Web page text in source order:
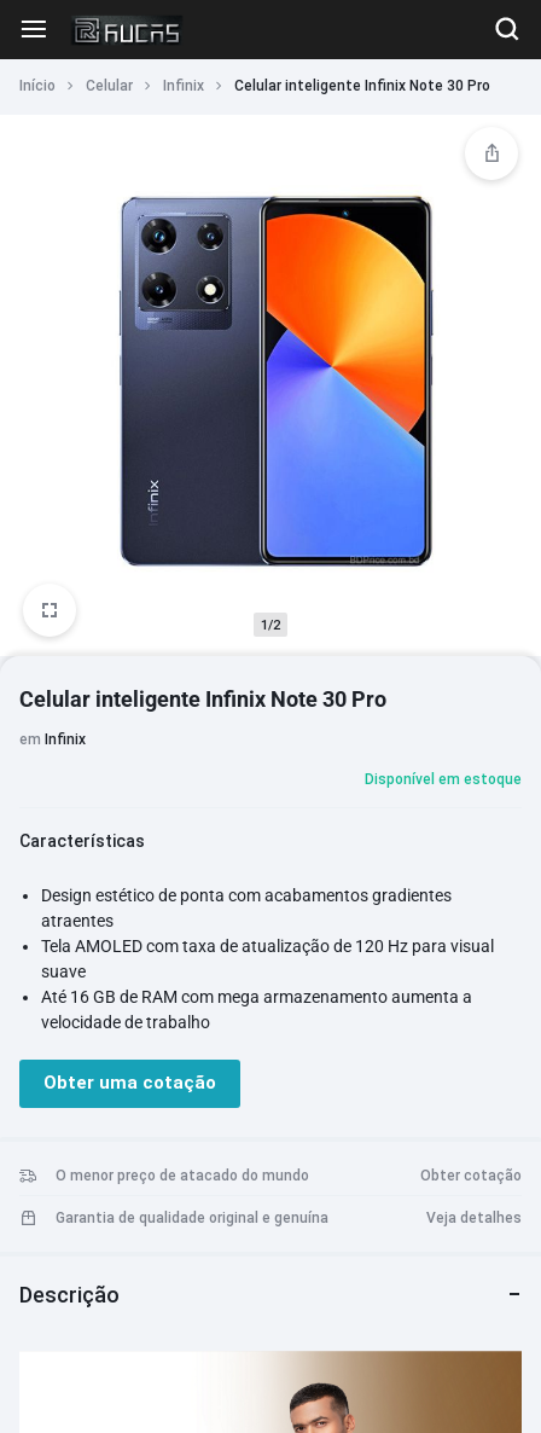
Início Celular Infinix Celular inteligente Infinix Note 30 Pro
1/2
Celular inteligente Infinix Note 30 Pro
em Infinix
Disponível em estoque
Características
Design estético de ponta com acabamentos gradientes
atraentes
Tela AMOLED com taxa de atualização de 120 Hz para visual
suave
Até 16 GB de RAM com mega armazenamento aumenta a
velocidade de trabalho
aumenta o desempenho
O sistema mestre de câmera tripla quebra as limitações da
oportunidade ilimitada de explorar
Obter uma cotação
O menor preço de atacado do mundo Obter cotação
Garantia de qualidade original e genuína Veja detalhes
Descrição